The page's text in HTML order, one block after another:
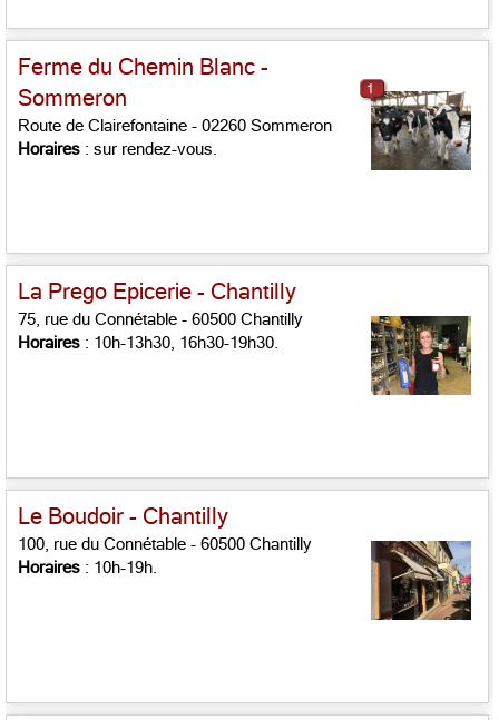
Ferme du Chemin Blanc -
Sommeron
Route de Clairefontaine - 02260 Sommeron
Horaires : sur rendez-vous.
1
La Prego Epicerie - Chantilly
75, rue du Connétable - 60500 Chantilly
Horaires : 10h-13h30, 16h30-19h30.
Le Boudoir - Chantilly
100, rue du Connétable - 60500 Chantilly
Horaires : 10h-19h.